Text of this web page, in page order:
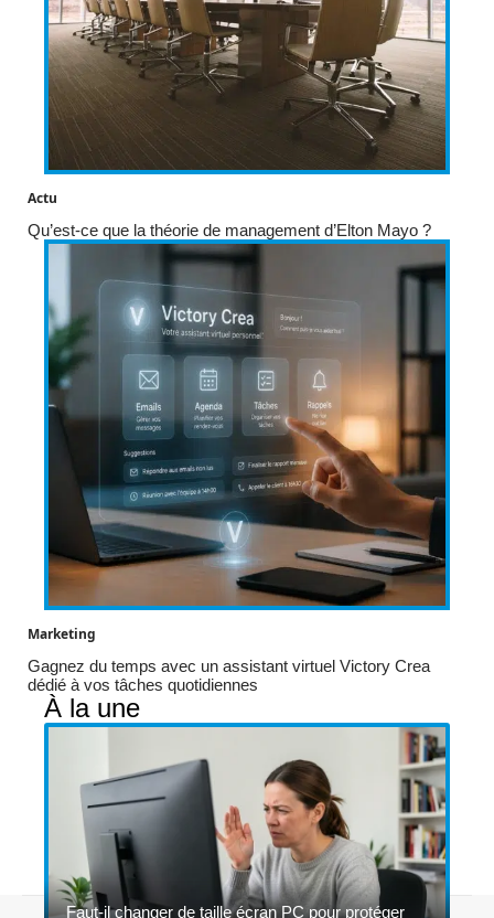
Actu
Qu’est-ce que la théorie de management d’Elton Mayo ?
Marketing
Gagnez du temps avec un assistant virtuel Victory Crea
dédié à vos tâches quotidiennes
À la une
Faut-il changer de taille écran PC pour protéger